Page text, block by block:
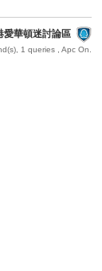
愛華頓迷討論區
1 queries , Apc On.